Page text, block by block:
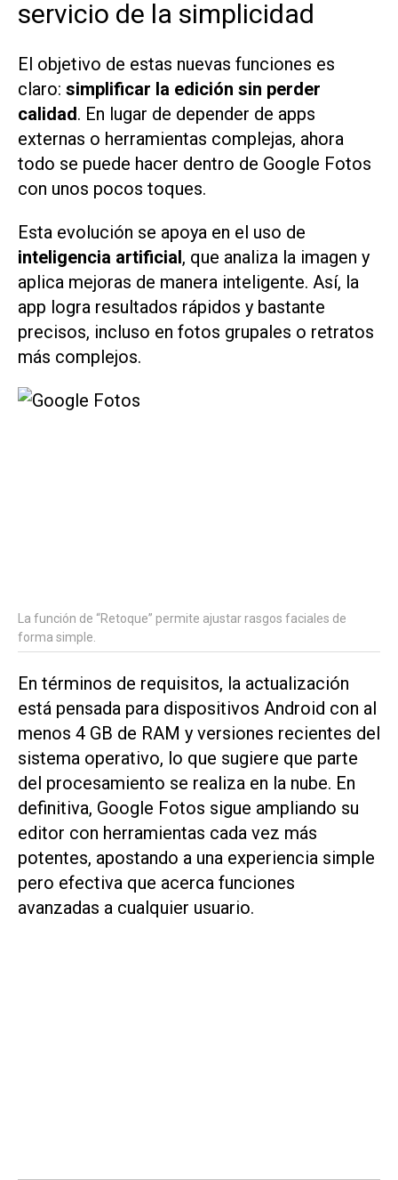
servicio de la simplicidad
El objetivo de estas nuevas funciones es
claro: simplificar la edición sin perder
calidad. En lugar de depender de apps
externas o herramientas complejas, ahora
todo se puede hacer dentro de Google Fotos
con unos pocos toques.
Esta evolución se apoya en el uso de
inteligencia artificial, que analiza la imagen y
aplica mejoras de manera inteligente. Así, la
app logra resultados rápidos y bastante
precisos, incluso en fotos grupales o retratos
más complejos.
La función de “Retoque” permite ajustar rasgos faciales de
forma simple.
En términos de requisitos, la actualización
está pensada para dispositivos Android con al
menos 4 GB de RAM y versiones recientes del
sistema operativo, lo que sugiere que parte
del procesamiento se realiza en la nube. En
definitiva, Google Fotos sigue ampliando su
editor con herramientas cada vez más
potentes, apostando a una experiencia simple
pero efectiva que acerca funciones
avanzadas a cualquier usuario.